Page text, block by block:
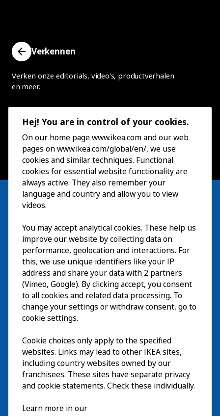
Verkennen
Verken onze editorials, video's, productverhalen
en meer.
Bezoek
Verkennen
Nu te zienEN
Over EN
Hej! You are in control of your cookies.
On our home page www.ikea.com and our web
pages on www.ikea.com/global/en/, we use
cookies and similar techniques. Functional
cookies for essential website functionality are
always active. They also remember your
language and country and allow you to view
videos.
You may accept analytical cookies. These help us
improve our website by collecting data on
performance, geolocation and interactions. For
this, we use unique identifiers like your IP
address and share your data with 2 partners
(Vimeo, Google). By clicking accept, you consent
to all cookies and related data processing. To
change your settings or withdraw consent, go to
cookie settings.
Cookie choices only apply to the specified
websites. Links may lead to other IKEA sites,
including country websites owned by our
franchisees. These sites have separate privacy
and cookie statements. Check these individually.
Learn more in our